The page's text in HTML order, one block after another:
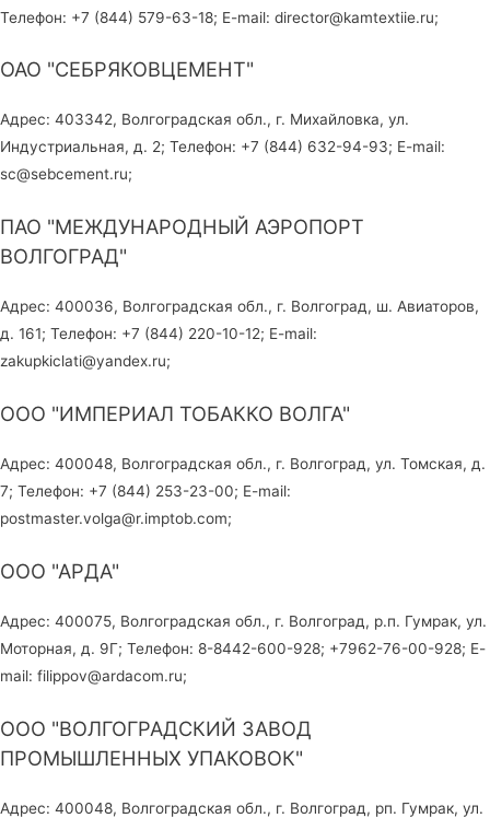
Телефон: +7 (844) 579-63-18; E-mail: director@kamtextiie.ru;
ОАО "СЕБРЯКОВЦЕМЕНТ"
Адрес: 403342, Волгоградская обл., г. Михайловка, ул.
Индустриальная, д. 2; Телефон: +7 (844) 632-94-93; E-mail:
sc@sebcement.ru;
ПАО "МЕЖДУНАРОДНЫЙ АЭРОПОРТ
ВОЛГОГРАД"
Адрес: 400036, Волгоградская обл., г. Волгоград, ш. Авиаторов,
д. 161; Телефон: +7 (844) 220-10-12; E-mail:
zakupkiclati@yandex.ru;
ООО "ИМПЕРИАЛ ТОБАККО ВОЛГА"
Адрес: 400048, Волгоградская обл., г. Волгоград, ул. Томская, д.
7; Телефон: +7 (844) 253-23-00; E-mail:
postmaster.volga@r.imptob.com;
ООО "АРДА"
Адрес: 400075, Волгоградская обл., г. Волгоград, р.п. Гумрак, ул.
Моторная, д. 9Г; Телефон: 8-8442-600-928; +7962-76-00-928; E-
mail: filippov@ardacom.ru;
ООО "ВОЛГОГРАДСКИЙ ЗАВОД
ПРОМЫШЛЕННЫХ УПАКОВОК"
Адрес: 400048, Волгоградская обл., г. Волгоград, рп. Гумрак, ул.